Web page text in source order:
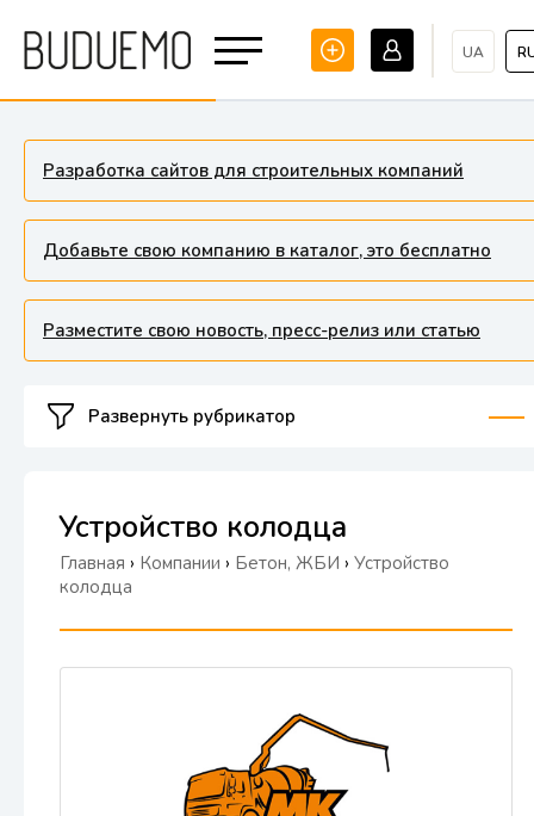
UA
Разработка сайтов для строительных компаний
Добавьте свою компанию в каталог, это бесплатно
Разместите свою новость, пресс-релиз или статью
Развернуть рубрикатор
Устройство колодца
Главная › Компании › Бетон, ЖБИ › Устройство
колодца